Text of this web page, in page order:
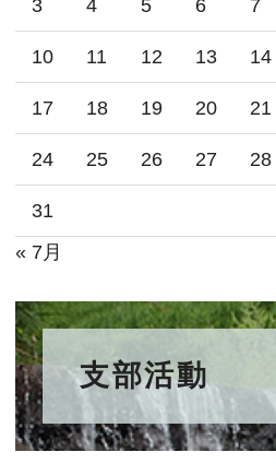
3 4 5 6 7
10 11 12 13 14
17 18 19 20 21
24 25 26 27 28
31
« 7月
支部活動